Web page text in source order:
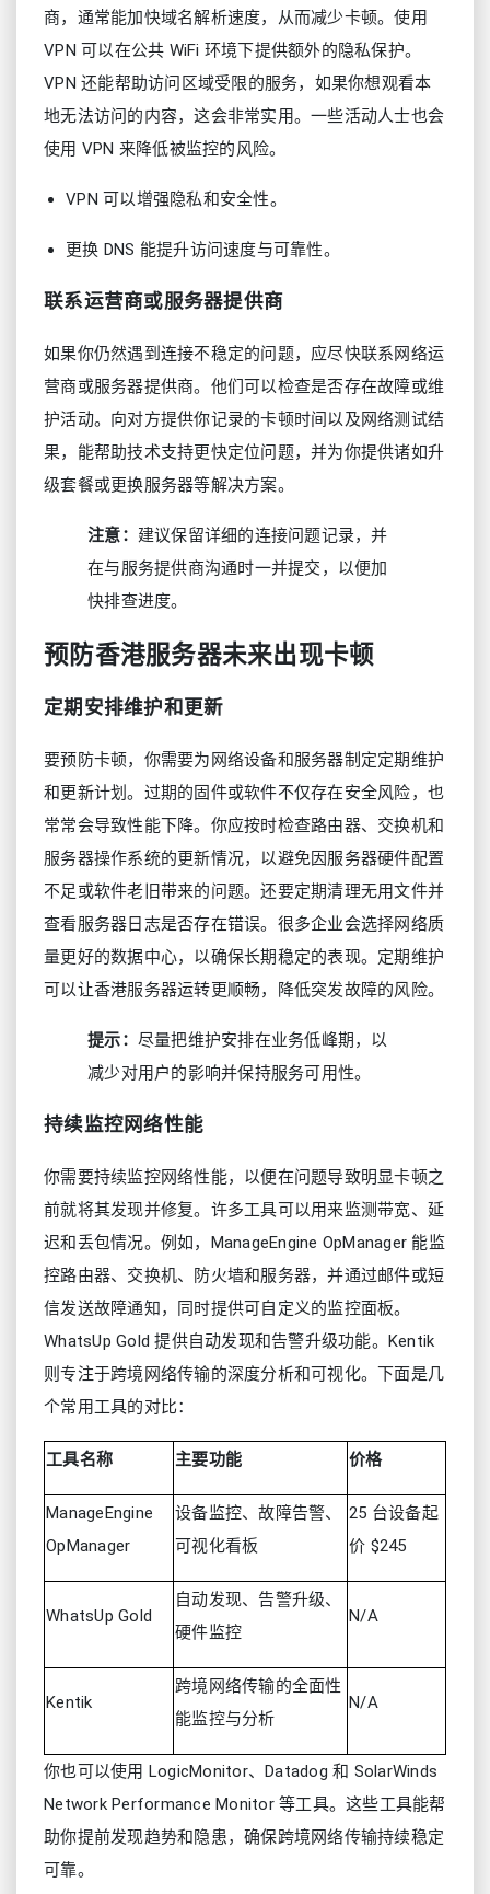
商，通常能加快域名解析速度，从而减少卡顿。使用
VPN 可以在公共 WiFi 环境下提供额外的隐私保护。
VPN 还能帮助访问区域受限的服务，如果你想观看本
地无法访问的内容，这会非常实用。一些活动人士也会
使用 VPN 来降低被监控的风险。
VPN 可以增强隐私和安全性。
更换 DNS 能提升访问速度与可靠性。
联系运营商或服务器提供商
如果你仍然遇到连接不稳定的问题，应尽快联系网络运
营商或服务器提供商。他们可以检查是否存在故障或维
护活动。向对方提供你记录的卡顿时间以及网络测试结
果，能帮助技术支持更快定位问题，并为你提供诸如升
级套餐或更换服务器等解决方案。
注意： 建议保留详细的连接问题记录，并
在与服务提供商沟通时一并提交，以便加
快排查进度。
预防香港服务器未来出现卡顿
定期安排维护和更新
要预防卡顿，你需要为网络设备和服务器制定定期维护
和更新计划。过期的固件或软件不仅存在安全风险，也
常常会导致性能下降。你应按时检查路由器、交换机和
服务器操作系统的更新情况，以避免因服务器硬件配置
不足或软件老旧带来的问题。还要定期清理无用文件并
查看服务器日志是否存在错误。很多企业会选择网络质
量更好的数据中心，以确保长期稳定的表现。定期维护
可以让香港服务器运转更顺畅，降低突发故障的风险。
提示： 尽量把维护安排在业务低峰期，以
减少对用户的影响并保持服务可用性。
持续监控网络性能
你需要持续监控网络性能，以便在问题导致明显卡顿之
前就将其发现并修复。许多工具可以用来监测带宽、延
迟和丢包情况。例如，ManageEngine OpManager 能监
控路由器、交换机、防火墙和服务器，并通过邮件或短
信发送故障通知，同时提供可自定义的监控面板。
WhatsUp Gold 提供自动发现和告警升级功能。Kentik
则专注于跨境网络传输的深度分析和可视化。下面是几
个常用工具的对比：
工具名称 主要功能 价格
ManageEngine
OpManager
设备监控、故障告警、
可视化看板
25 台设备起
价 $245
WhatsUp Gold
自动发现、告警升级、
硬件监控
N/A
Kentik
跨境网络传输的全面性
能监控与分析
N/A
你也可以使用 LogicMonitor、Datadog 和 SolarWinds
Network Performance Monitor 等工具。这些工具能帮
助你提前发现趋势和隐患，确保跨境网络传输持续稳定
可靠。